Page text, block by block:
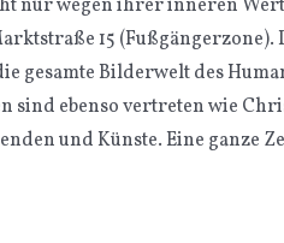
nur wegen ihrer inneren
15 (Fußgängerzone).
Bilderwelt des
ebenso vertreten wie
und Künste. Eine ganze